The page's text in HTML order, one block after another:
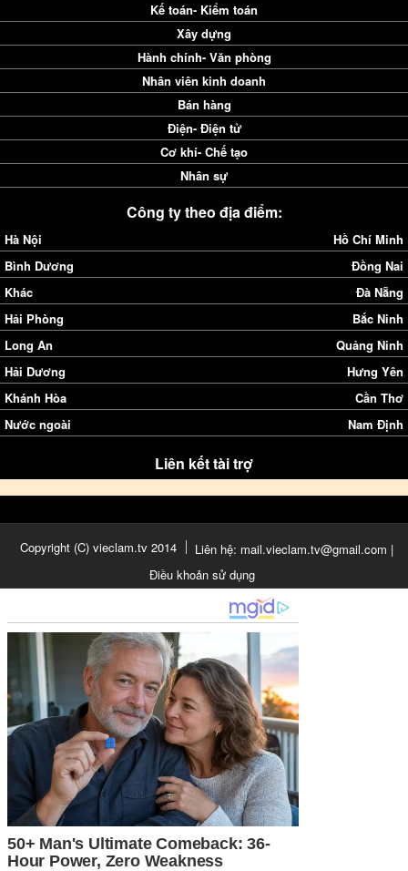
Kế toán- Kiểm toán
Xây dựng
Hành chính- Văn phòng
Nhân viên kinh doanh
Bán hàng
Điện- Điện tử
Cơ khí- Chế tạo
Nhân sự
Công ty theo địa điểm:
Hà Nội
Hồ Chí Minh
Bình Dương
Đồng Nai
Khác
Đà Nẵng
Hải Phòng
Bắc Ninh
Long An
Quảng Ninh
Hải Dương
Hưng Yên
Khánh Hòa
Cần Thơ
Nước ngoài
Nam Định
Liên kết tài trợ
Copyright (C) vieclam.tv 2014
Liên hệ: mail.vieclam.tv@gmail.com |
Điều khoản sử dụng